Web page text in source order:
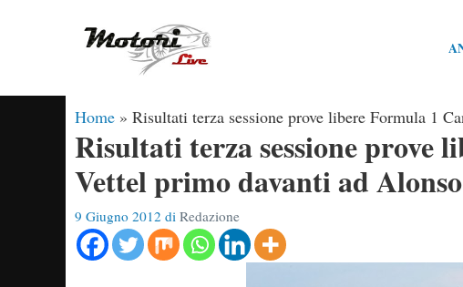
Home » Risultati terza sessione prove libere Formula 1
Risultati terza sessione prove
Vettel primo davanti ad Alonso
9 Giugno 2012 di Redazione